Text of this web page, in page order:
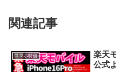
関連記事
スマホ特価
楽天
公式